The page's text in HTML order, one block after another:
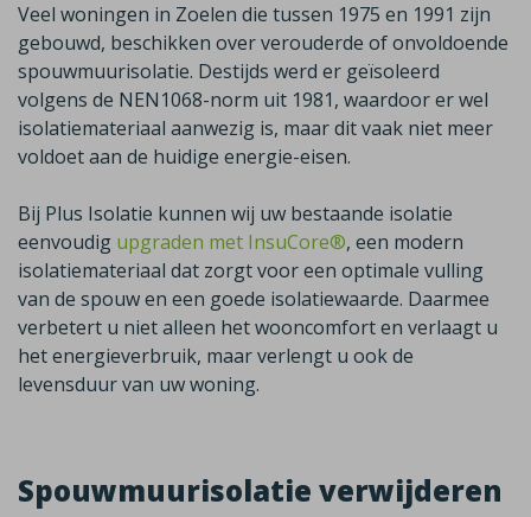
Veel woningen in Zoelen die tussen 1975 en 1991 zijn
gebouwd, beschikken over verouderde of onvoldoende
spouwmuurisolatie. Destijds werd er geïsoleerd
volgens de NEN1068-norm uit 1981, waardoor er wel
isolatiemateriaal aanwezig is, maar dit vaak niet meer
voldoet aan de huidige energie-eisen.
Bij Plus Isolatie kunnen wij uw bestaande isolatie
eenvoudig upgraden met InsuCore®, een modern
isolatiemateriaal dat zorgt voor een optimale vulling
van de spouw en een goede isolatiewaarde. Daarmee
verbetert u niet alleen het wooncomfort en verlaagt u
het energieverbruik, maar verlengt u ook de
levensduur van uw woning.
Spouwmuurisolatie verwijderen